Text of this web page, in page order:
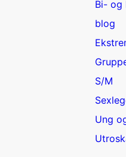
Bi- og
blog
S/M
Ung